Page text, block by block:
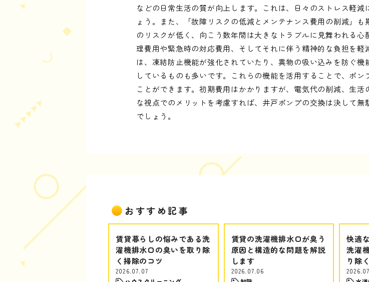
などの日常生活の質が向上します。これは、日々のストレス軽
ょう。また、「故障リスクの低減とメンテナンス費用の削減」
のリスクが低く、向こう数年間は大きなトラブルに見舞われる
理費用や緊急時の対応費用、そしてそれに伴う精神的な負担を
は、凍結防止機能が強化されていたり、異物の吸い込みを防ぐ
しているものも多いです。これらの機能を活用することで、ポ
ことができます。初期費用はかかりますが、電気代の削減、生
な視点でのメリットを考慮すれば、井戸ポンプの交換は決して
でしょう。
おすすめ記事
賃貸暮らしの悩みである洗
濯機排水口の臭いを取り除
く掃除のコツ
2026.07.07
賃貸の洗濯機排水口が臭う
原因と構造的な問題を解説
します
2026.07.06
快適
洗濯
り除